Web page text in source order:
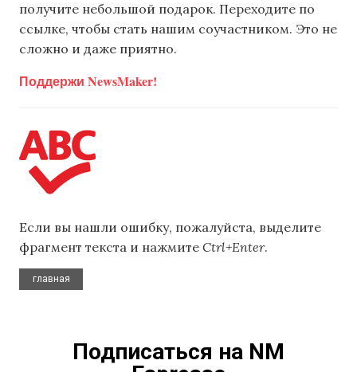
получите небольшой подарок. Переходите по
ссылке, чтобы стать нашим соучастником. Это не
сложно и даже приятно.
Поддержи NewsMaker!
Если вы нашли ошибку, пожалуйста, выделите
фрагмент текста и нажмите Ctrl+Enter.
главная
Подписаться на NM